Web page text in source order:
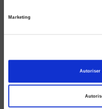
Marketing
Autoriser